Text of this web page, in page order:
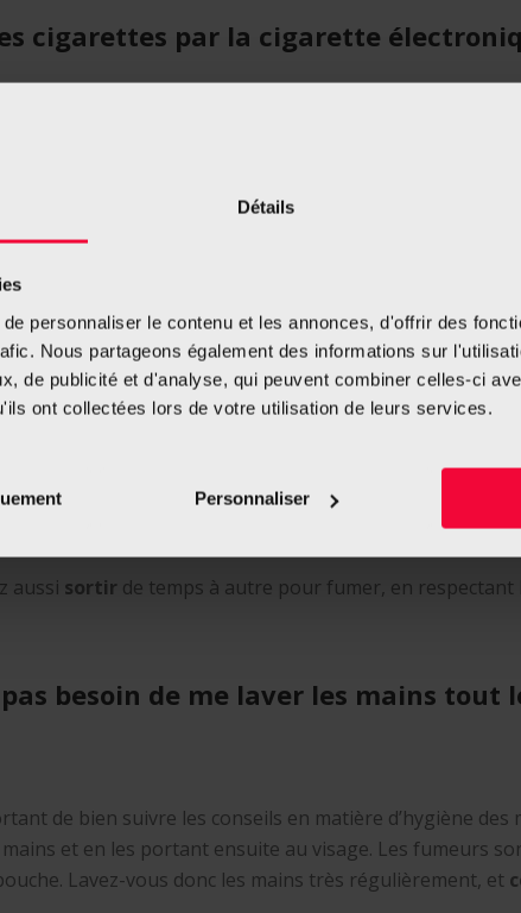
Détails
personnaliser le contenu et les annonces, d'offrir des
Nous partageons également des informations sur
de publicité et d'analyse, qui peuvent combiner celles-ci
ont collectées lors de votre utilisation de leurs services.
Personnaliser
cigarettes par la cigarette
t, et donc de
des risques en matière de santé, mais ce n’est pas le
le meilleur dosage de nicotine à utiliser dans
dans la rue, donc je suis obligé de
surtout si vous y êtes exposé durant de longues
aussi abîmer les muqueuses dans vos bronches et vous
pas arrêter de fumer, protégez-vous et
votre
, bien que cela n’offre pas de
la fenêtre ouverte quelques minutes afin de
aussi sortir de temps à autre pour fumer, en
besoin de me laver les mains tout
de bien suivre les conseils en matière d’hygiène des
et en les portant ensuite au visage. Les fumeurs
Lavez-vous donc les mains très régulièrement, et